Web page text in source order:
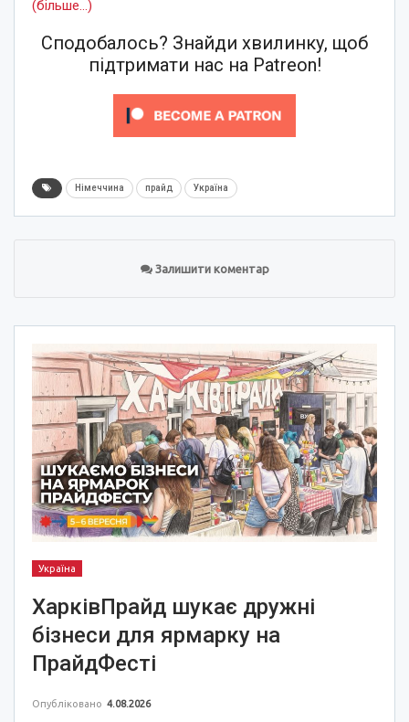
(більше…)
Сподобалось? Знайди хвилинку, щоб
підтримати нас на Patreon!
Німеччина прайд Україна
Залишити коментар
Україна
ХарківПрайд шукає дружні
бізнеси для ярмарку на
ПрайдФесті
Опубліковано 4.08.2026